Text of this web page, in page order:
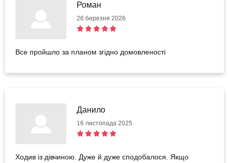
Роман
26 березня 2026
Все пройшло за планом згідно домовленості
Данило
16 листопада 2025
Ходив із дівчиною. Дуже й дуже сподобалося. Якщо